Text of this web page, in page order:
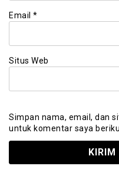
Email *
Situs Web
Simpan nama, email, dan
untuk komentar saya